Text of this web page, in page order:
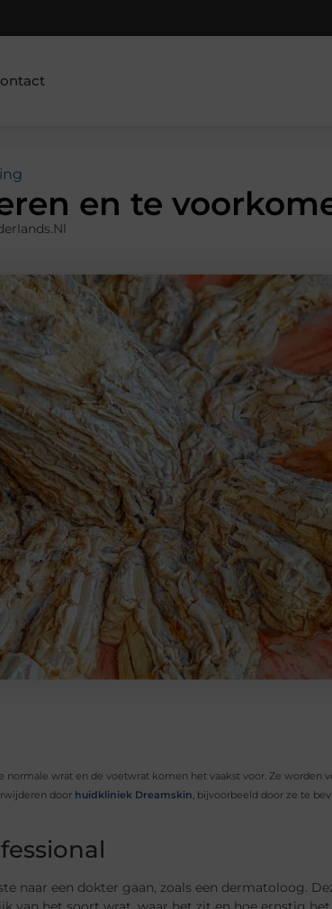
en te
normale wrat en de voetwrat komen het vaakst voor. Ze worden
door huidkliniek Dreamskin, bijvoorbeeld door ze te
naar een dokter gaan, zoals een dermatoloog.